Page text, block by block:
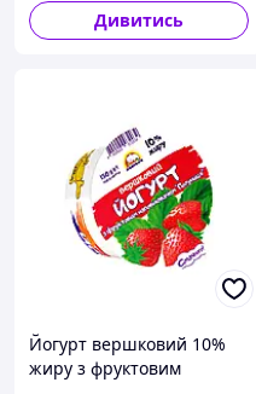
Дивитись
Йогурт вершковий 10%
жиру з фруктовим